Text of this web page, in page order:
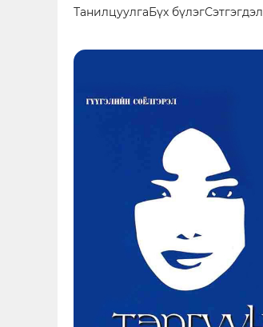
ТанилцуулгаБүх бүлэгСэтгэгдэл